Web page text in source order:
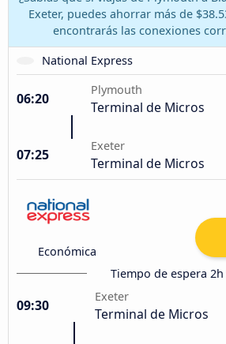
Exeter, puedes ahorrar más de
encontrarás las conexiones
National Express
06:20
Plymouth
Terminal de Micros
07:25
Exeter
Terminal de Micros
Económica
Tiempo de espera
09:30
Exeter
Terminal de Micros